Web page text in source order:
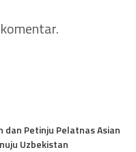
dan Petinju Pelatnas Asian
Uzbekistan